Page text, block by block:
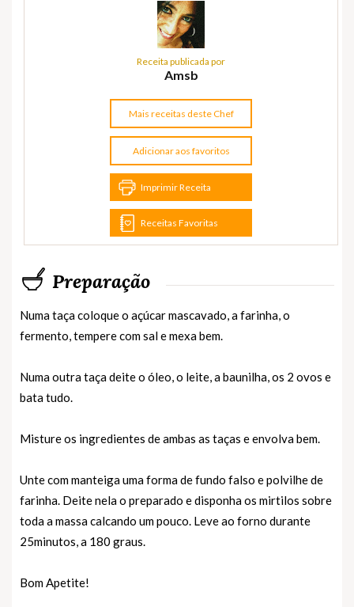
Receita publicada por
Amsb
Mais receitas deste Chef
Adicionar aos favoritos
Imprimir Receita
Receitas Favoritas
Preparação
Numa taça coloque o açúcar mascavado, a farinha, o
fermento, tempere com sal e mexa bem.
Numa outra taça deite o óleo, o leite, a baunilha, os 2 ovos e
bata tudo.
Misture os ingredientes de ambas as taças e envolva bem.
Unte com manteiga uma forma de fundo falso e polvilhe de
farinha. Deite nela o preparado e disponha os mirtilos sobre
toda a massa calcando um pouco. Leve ao forno durante
25minutos, a 180 graus.
Bom Apetite!